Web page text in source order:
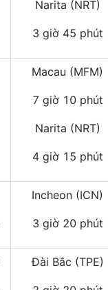
Narita (NRT)
3 giờ 45 phút
Macau (MFM)
7 giờ 10 phút
Narita (NRT)
4 giờ 15 phút
Incheon (ICN)
3 giờ 20 phút
Đài Bắc (TPE)